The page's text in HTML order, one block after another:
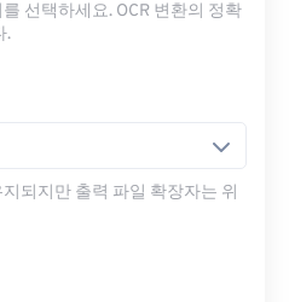
선택하세요. OCR 변환의 정확
.
되지만 출력 파일 확장자는 위